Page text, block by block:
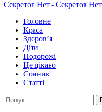
Секретов Нет - Секретов Нет
Головне
Краса
Здоров’я
Діти
Подорожі
Це цікаво
Сонник
Статті